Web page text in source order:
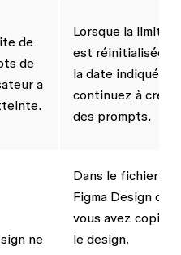
de
de
a
Lorsque la limite
est réinitialisée à
la date indiquée,
continuez à créer
des prompts.
ne
Dans le fichier
Figma Design où
vous avez copié
le design,